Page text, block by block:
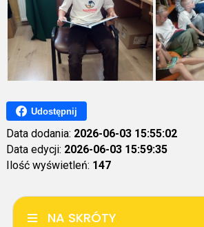
Udostępnij
Data dodania: 2026-06-03 15:55:02
Data edycji: 2026-06-03 15:59:35
Ilość wyświetleń: 147
NA SKRÓTY